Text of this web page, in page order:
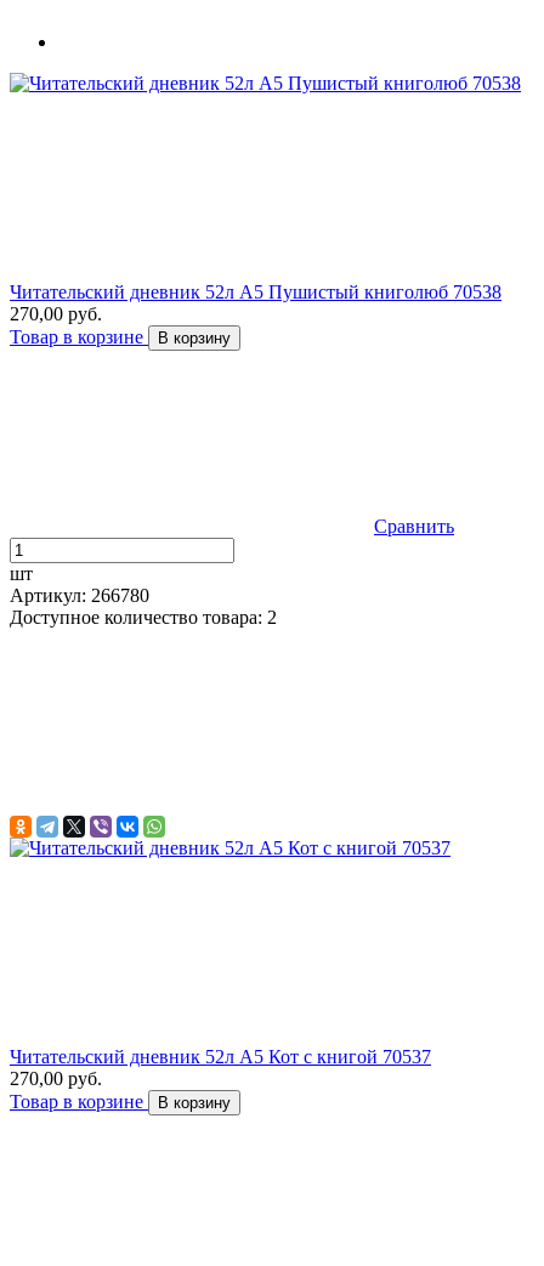
Читательский дневник 52л А5 Пушистый книголюб 70538
270,00 руб.
Товар в корзине
В корзину
Сравнить
шт
Артикул: 266780
Доступное количество товара: 2
Читательский дневник 52л А5 Кот с книгой 70537
270,00 руб.
Товар в корзине
В корзину